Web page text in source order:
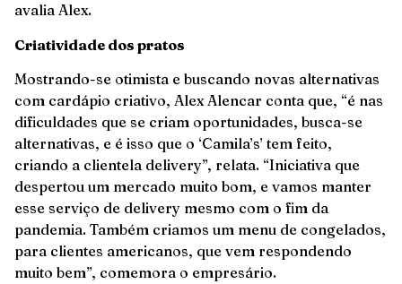
avalia Alex.
Criatividade dos pratos
Mostrando-se otimista e buscando novas alternativas
com cardápio criativo, Alex Alencar conta que, “é nas
dificuldades que se criam oportunidades, busca-se
alternativas, e é isso que o ‘Camila’s’ tem feito,
criando a clientela delivery”, relata. “Iniciativa que
despertou um mercado muito bom, e vamos manter
esse serviço de delivery mesmo com o fim da
pandemia. Também criamos um menu de congelados,
para clientes americanos, que vem respondendo
muito bem”, comemora o empresário.